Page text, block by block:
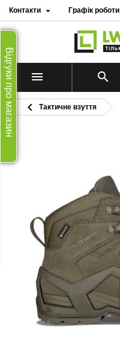
Контакти  Графік роботи

 Тактичне взуття
Відгуки про магазин